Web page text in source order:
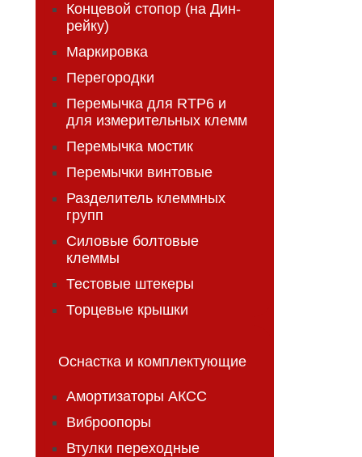
Концевой стопор (на Дин-
рейку)
Маркировка
Перегородки
Перемычка для RTP6 и
для измерительных клемм
Перемычка мостик
Перемычки винтовые
Разделитель клеммных
групп
Силовые болтовые
клеммы
Тестовые штекеры
Торцевые крышки
Оснастка и комплектующие
Амортизаторы АКСС
Виброопоры
Втулки переходные